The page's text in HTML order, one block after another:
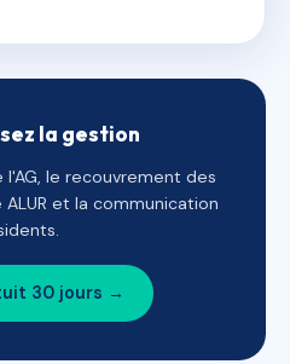
la gestion
l'AG, le recouvrement des
et la communication
30 jours →